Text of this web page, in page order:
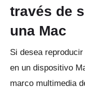
través de
una Mac
Si desea
en un dispositivo
marco multimedia